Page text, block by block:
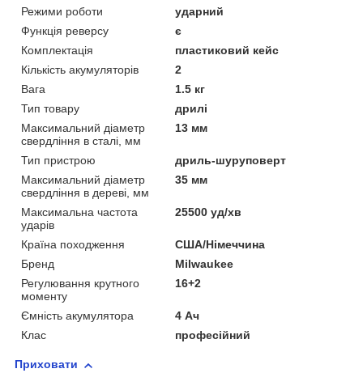
Режими роботи
ударний
Функція реверсу
є
Комплектація
пластиковий кейс
Кількість акумуляторів
2
Вага
1.5 кг
Тип товару
дрилі
Максимальний діаметр
свердління в сталі, мм
13 мм
Тип пристрою
дриль-шуруповерт
Максимальний діаметр
свердління в дереві, мм
35 мм
Максимальна частота
ударів
25500 уд/хв
Країна походження
США/Німеччина
Бренд
Milwaukee
Регулювання крутного
моменту
16+2
Ємність акумулятора
4 Ач
Клас
професійний
Приховати